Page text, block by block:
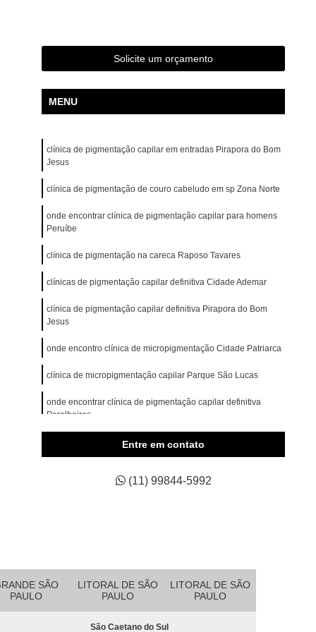
para Iniciantes Rio Grande da Serra
Curso de Pigmentação Capilar Ribeirão Pires
Capilar São Caetano do Sul
Micropigmentação Santo André
Capilar São Bernardo do Campo
Presencial Mauá
Micropigmentação Capilar 3d
Micropigmentação Capilar Masculina
Micropigmentação Capilar para Calvície
Micropigmentação Cabelo Feminino
Micropigmentação Cabelo Masculino
Micropigmentação Capilar 4d
Micropigmentação Capilar Cabelo Grande
Testa
Micropigmentação Capilar Realista
Micropigmentação de Cabelo 3d
Micropigmentação Masculina Cabelo
Barba Fio a Fio Rio Grande da Serra
do Sul
Micropigmentação em Barba Mauá
Solicite um orçamento
MENU
clínica de pigmentação capilar em entradas Pirapora do Bom
Jesus
clínica de pigmentação de couro cabeludo em sp Zona Norte
onde encontrar clínica de pigmentação capilar para homens
Peruíbe
clínica de pigmentação na careca Raposo Tavares
clínicas de pigmentação capilar definitiva Cidade Ademar
clínica de pigmentação capilar definitiva Pirapora do Bom
Jesus
onde encontro clínica de micropigmentação Cidade Patriarca
clínica de micropigmentação capilar Parque São Lucas
onde encontrar clínica de pigmentação capilar definitiva
Parelheiros
clínicas de pigmentação capilar em entradas Jundiaí
Entre em contato
(11) 99844-5992
SÃO
PAULO
LITORAL DE SÃO
PAULO
LITORAL DE SÃO
PAULO
São Caetano do Sul